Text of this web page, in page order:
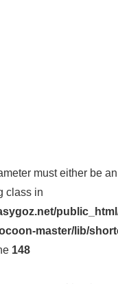
must either be
class in
master/lib/
148